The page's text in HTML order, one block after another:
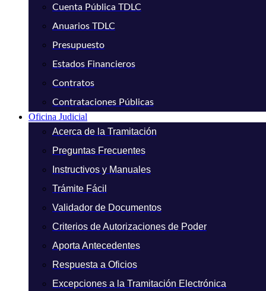
Cuenta Pública TDLC
Anuarios TDLC
Presupuesto
Estados Financieros
Contratos
Contrataciones Públicas
Oficina Judicial
Acerca de la Tramitación
Preguntas Frecuentes
Instructivos y Manuales
Trámite Fácil
Validador de Documentos
Criterios de Autorizaciones de Poder
Aporta Antecedentes
Respuesta a Oficios
Excepciones a la Tramitación Electrónica